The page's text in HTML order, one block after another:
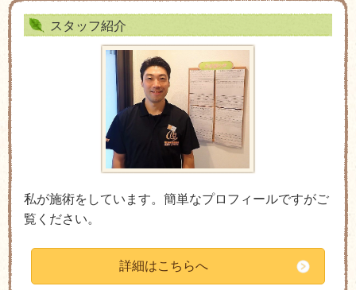
スタッフ紹介
私が施術をしています。簡単なプロフィールですがご
覧ください。
詳細はこちらへ